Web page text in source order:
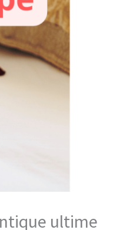
ultime